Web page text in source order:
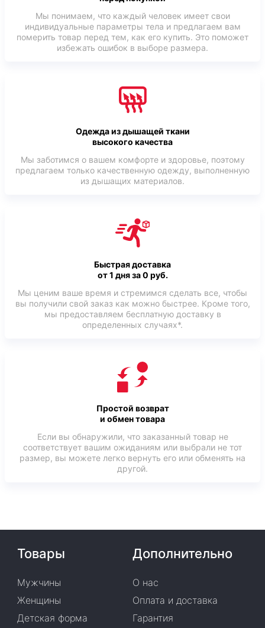
Мы понимаем, что каждый человек имеет свои
индивидуальные параметры тела и предлагаем вам
померить товар перед тем, как его купить. Это поможет
избежать ошибок в выборе размера.
Одежда из дышащей ткани
высокого качества
Мы заботимся о вашем комфорте и здоровье, поэтому
предлагаем только качественную одежду, выполненную
из дышащих материалов.
Быстрая доставка
от 1 дня за 0 руб.
Мы ценим ваше время и стремимся сделать все, чтобы
вы получили свой заказ как можно быстрее. Кроме того,
мы предоставляем бесплатную доставку в
определенных случаях*.
Простой возврат
и обмен товара
Если вы обнаружили, что заказанный товар не
соответствует вашим ожиданиям или выбрали не тот
размер, вы можете легко вернуть его или обменять на
другой.
Товары
Мужчины
Женщины
Детская форма
Дополнительно
О нас
Оплата и доставка
Гарантия